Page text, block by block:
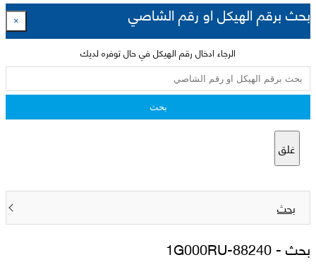
بحث برقم الهيكل او رقم الشاصي ×
الرجاء ادخال رقم الهيكل في حال توفره لديك
بحث
غلق
بحث
بحث -88240-1G000RU